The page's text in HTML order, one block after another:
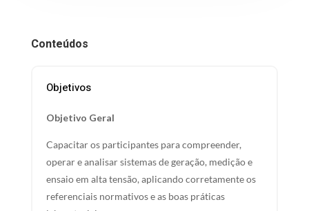
Conteúdos
Objetivos
Objetivo Geral
Capacitar os participantes para compreender,
operar e analisar sistemas de geração, medição e
ensaio em alta tensão, aplicando corretamente os
referenciais normativos e as boas práticas